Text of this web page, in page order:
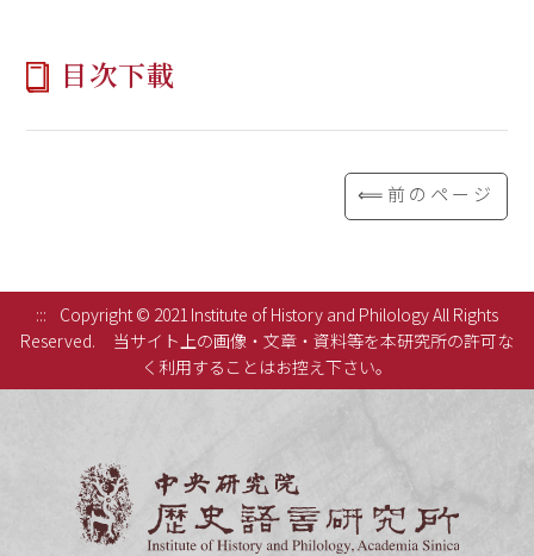
目次下載
⟸前のページ
:::
Copyright © 2021 Institute of History and Philology All Rights
Reserved.
当サイト上の画像・文章・資料等を本研究所の許可な
く利用することはお控え下さい。